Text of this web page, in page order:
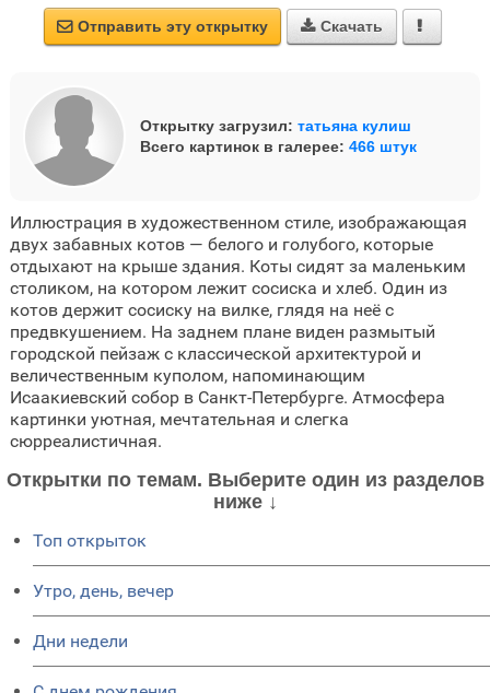
 Отправить эту открытку  Скачать 
Открытку загрузил: татьяна кулиш
Всего картинок в галерее: 466 штук
Иллюстрация в художественном стиле, изображающая
двух забавных котов — белого и голубого, которые
отдыхают на крыше здания. Коты сидят за маленьким
столиком, на котором лежит сосиска и хлеб. Один из
котов держит сосиску на вилке, глядя на неё с
предвкушением. На заднем плане виден размытый
городской пейзаж с классической архитектурой и
величественным куполом, напоминающим
Исаакиевский собор в Санкт-Петербурге. Атмосфера
картинки уютная, мечтательная и слегка
сюрреалистичная.
Открытки по темам. Выберите один из разделов
ниже ↓
Топ открыток
Утро, день, вечер
Дни недели